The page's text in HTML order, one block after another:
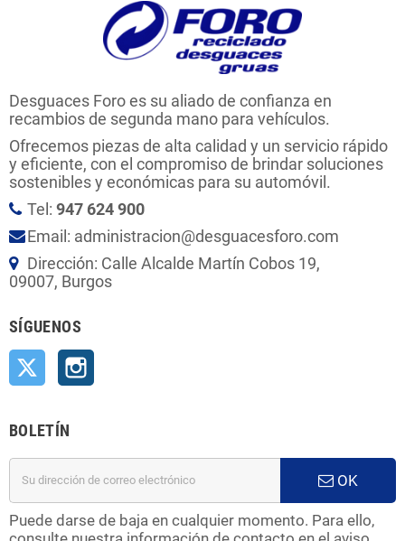
Desguaces Foro es su aliado de confianza en
recambios de segunda mano para vehículos.
Ofrecemos piezas de alta calidad y un servicio rápido
y eficiente, con el compromiso de brindar soluciones
sostenibles y económicas para su automóvil.
Tel: 947 624 900
Email: administracion@desguacesforo.com
Dirección: Calle Alcalde Martín Cobos 19,
09007, Burgos
SÍGUENOS
Twitter
BOLETÍN
OK
Puede darse de baja en cualquier momento. Para ello,